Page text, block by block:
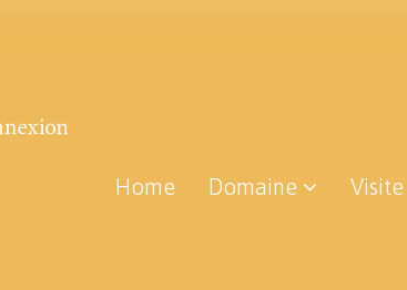
Home Domaine Visite